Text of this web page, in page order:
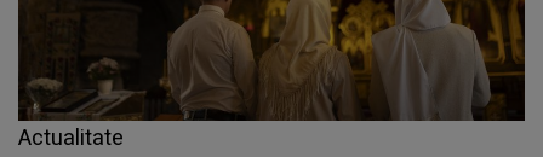
Actualitate